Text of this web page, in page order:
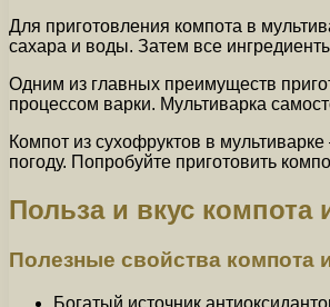
Для приготовления компота в
сахара и воды. Затем все
Одним из главных преимуществ
процессом варки. Мультиварка
Компот из сухофруктов в
погоду. Попробуйте приготовить
Польза и вкус компота
Полезные свойства компота
Богатый источник